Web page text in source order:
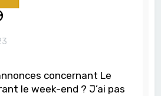
concernant Le
le week-end ? J’ai pas